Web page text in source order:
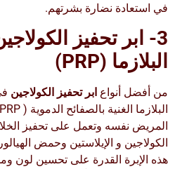
في استعادة نضارة بشرتهم.
3- ابر تحفيز الكولاجين للوجه:
البلازما (PRP)
من أفضل أنواع ابر تحفيز الكولاجين
المريض نفسه وتعمل على تحفيز
الكولاجين و الإيلاستين وحمض
هذه الإبرة القدرة على تحسين لون